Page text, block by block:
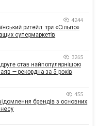
4244
ритейл: три «Сільпо»
супермаркетів
3265
став найпопулярнішою
— рекордна за 5 років
455
брендів з основних